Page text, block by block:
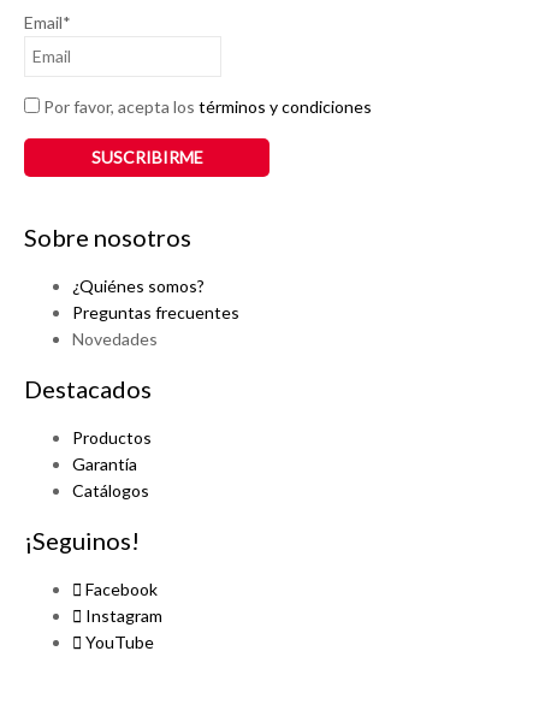
Email*
Por favor, acepta los términos y condiciones
Sobre nosotros
¿Quiénes somos?
Preguntas frecuentes
Novedades
Destacados
Productos
Garantía
Catálogos
¡Seguinos!
Facebook
Instagram
YouTube